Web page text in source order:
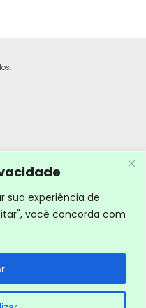
sua experiência de
você concorda com